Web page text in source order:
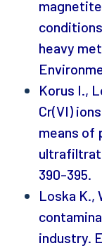
heavy
Korus I.,
Cr(VI)
means of
390-395.
Loska K.,
industry.